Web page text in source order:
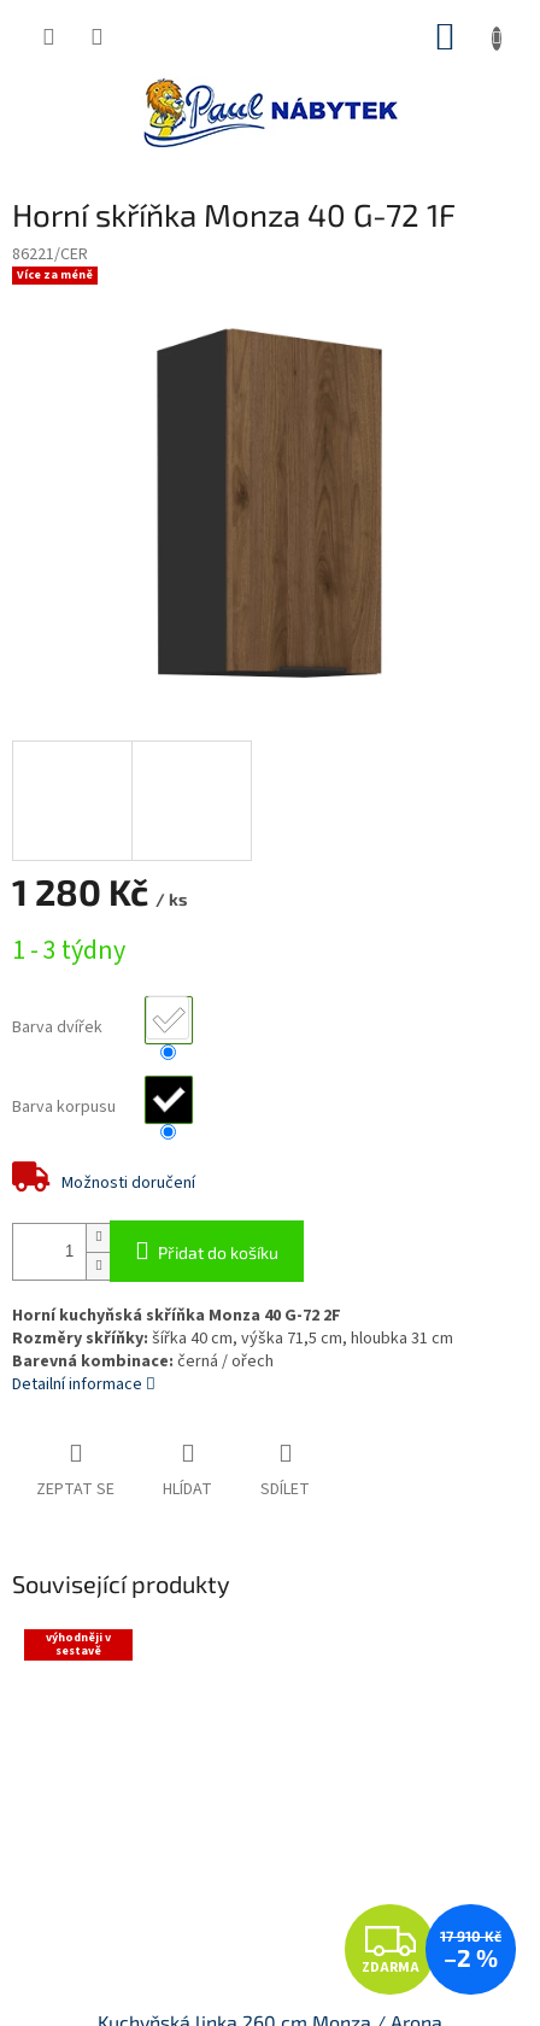
Horní skříňka Monza 40 G-72 1F
86221/CER
Více za méně
1 280 Kč / ks
cena:
1 - 3 týdny
Barva dvířek
Barva korpusu
Možnosti doručení
Přidat do košíku
Horní kuchyňská skříňka Monza 40 G-72 2F
Rozměry skříňky: šířka 40 cm, výška 71,5 cm, hloubka 31 cm
Barevná kombinace: černá / ořech
Detailní informace
ZEPTAT SE HLÍDAT SDÍLET
Související produkty
výhodněji v
sestavě
Z
D
ZDARMA
17 910 Kč
–2 %